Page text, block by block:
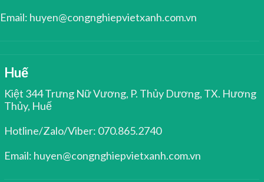
Email: huyen@congnghiepvietxanh.com.vn
Huế
Kiệt 344 Trưng Nữ Vương, P. Thủy Dương, TX. Hương
Thủy, Huế
Hotline/Zalo/Viber: 070.865.2740
Email: huyen@congnghiepvietxanh.com.vn